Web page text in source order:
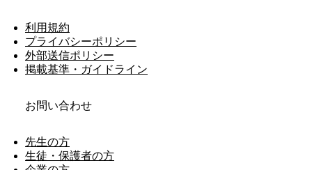
利用規約
プライバシーポリシー
外部送信ポリシー
掲載基準・ガイドライン
お問い合わせ
先生の方
生徒・保護者の方